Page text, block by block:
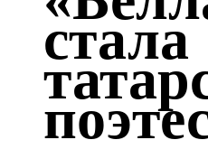
106,1 FM
Кама тамагы
71,51 FM
Кукмара
стала